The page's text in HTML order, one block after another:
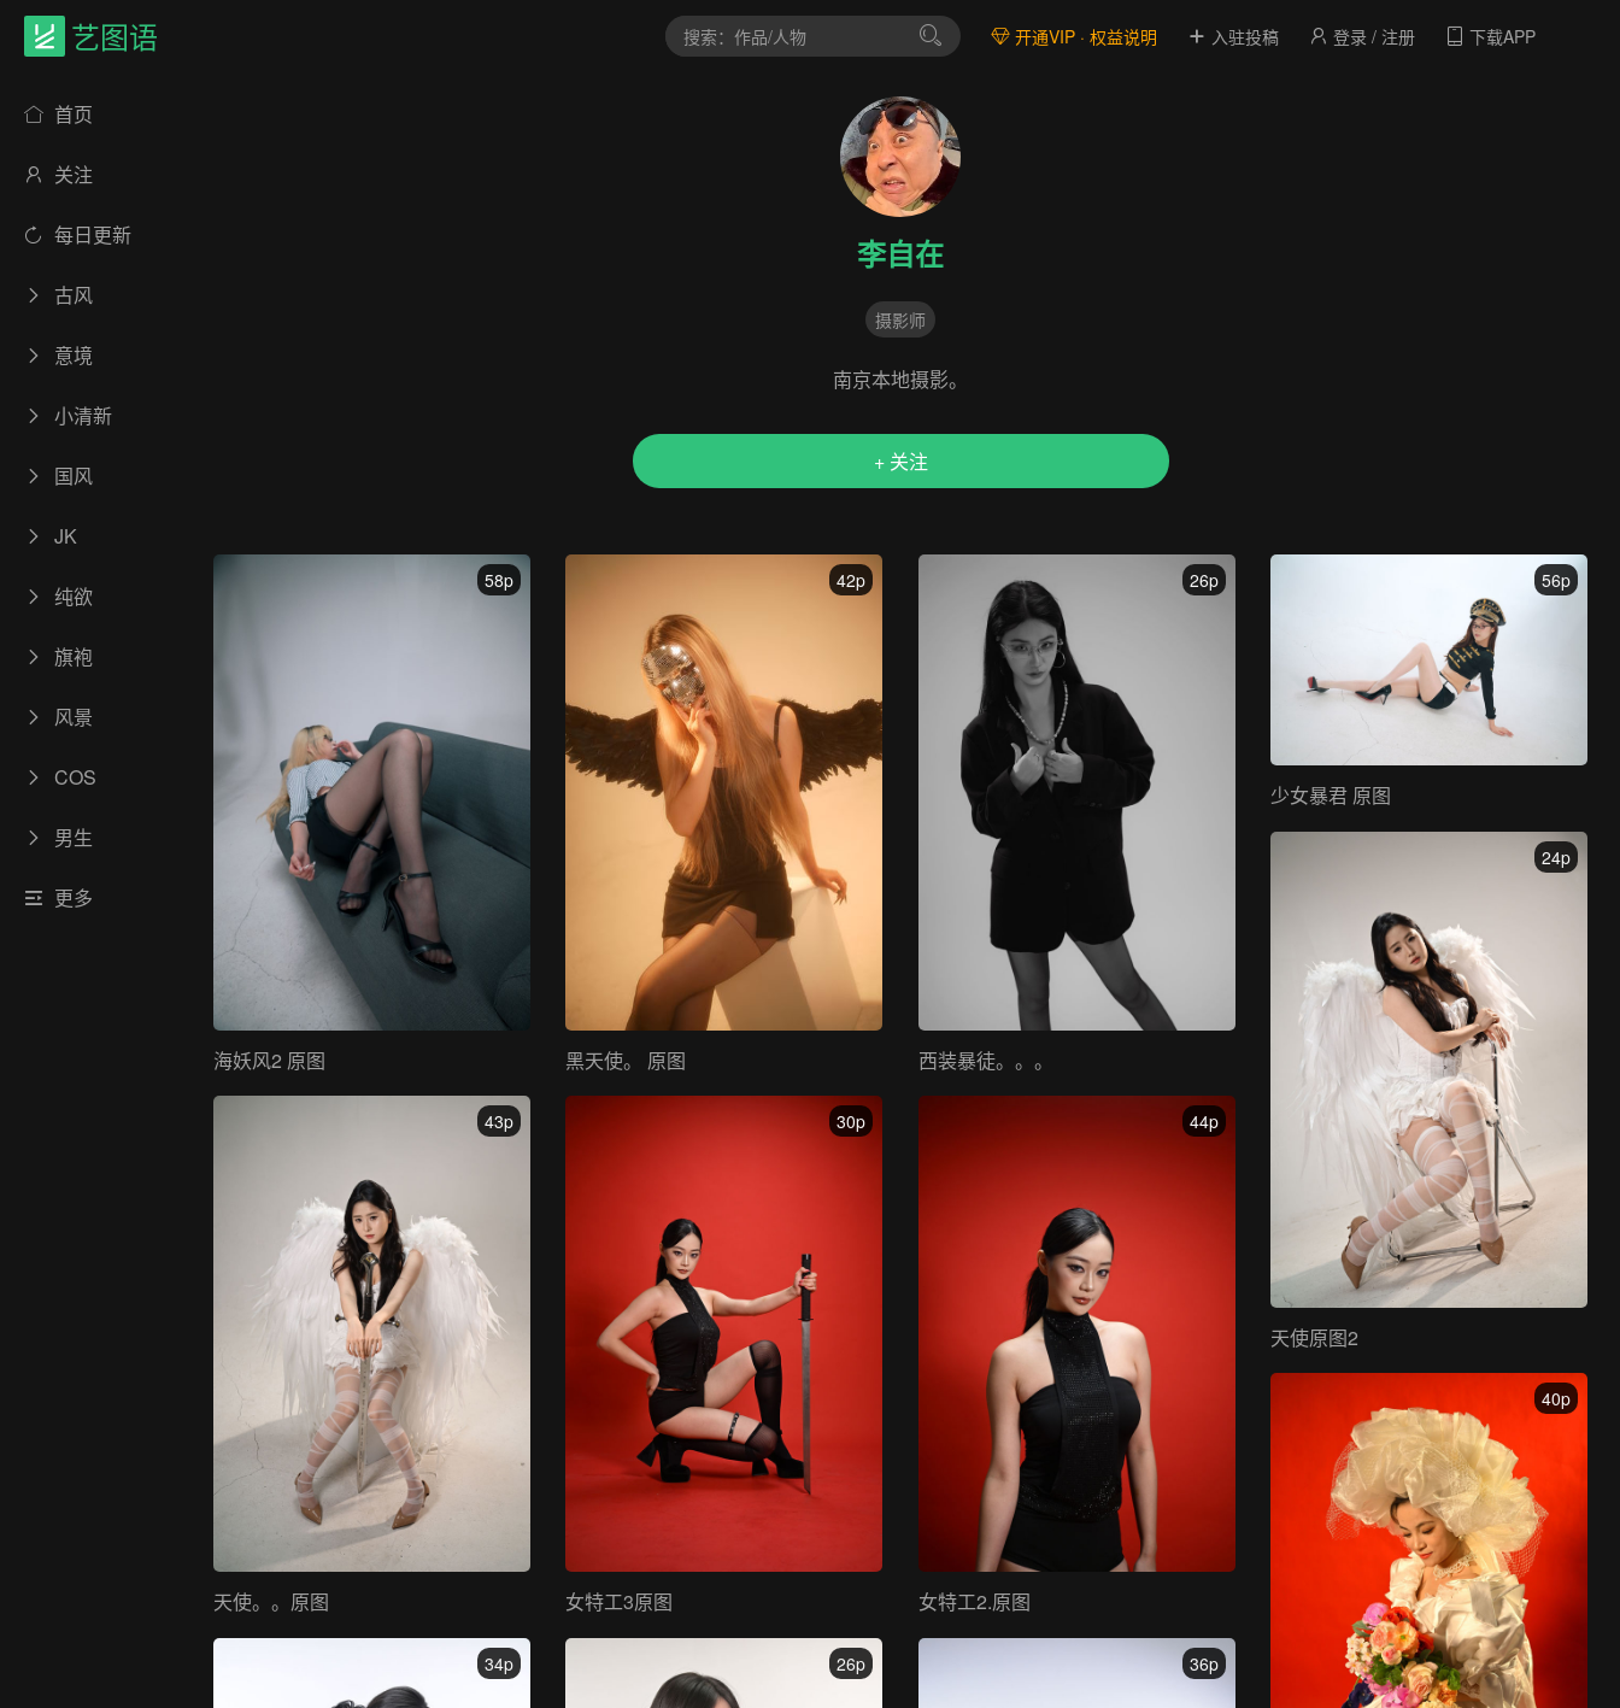
艺图语 开通VIP · 权益说明 入驻投稿 登录 / 注册 下载APP
首页
关注
每日更新
古风
意境
小清新
国风
JK
纯欲
旗袍
风景
COS
男生
更多
李自在
摄影师
南京本地摄影。
+ 关注
58p
海妖风2 原图
42p
黑天使。 原图
26p
西装暴徒。。。
56p
少女暴君 原图
24p
天使原图2
43p
天使。。原图
30p
女特工3原图
44p
女特工2.原图
40p
34p 26p 36p